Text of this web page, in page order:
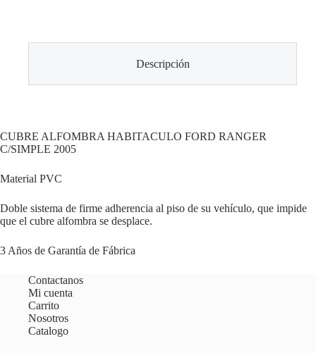
Descripción
CUBRE ALFOMBRA HABITACULO FORD RANGER
C/SIMPLE 2005
Material PVC
Doble sistema de firme adherencia al piso de su vehículo, que impide
que el cubre alfombra se desplace.
3 Años de Garantía de Fábrica
Contactanos
Mi cuenta
Carrito
Nosotros
Catalogo